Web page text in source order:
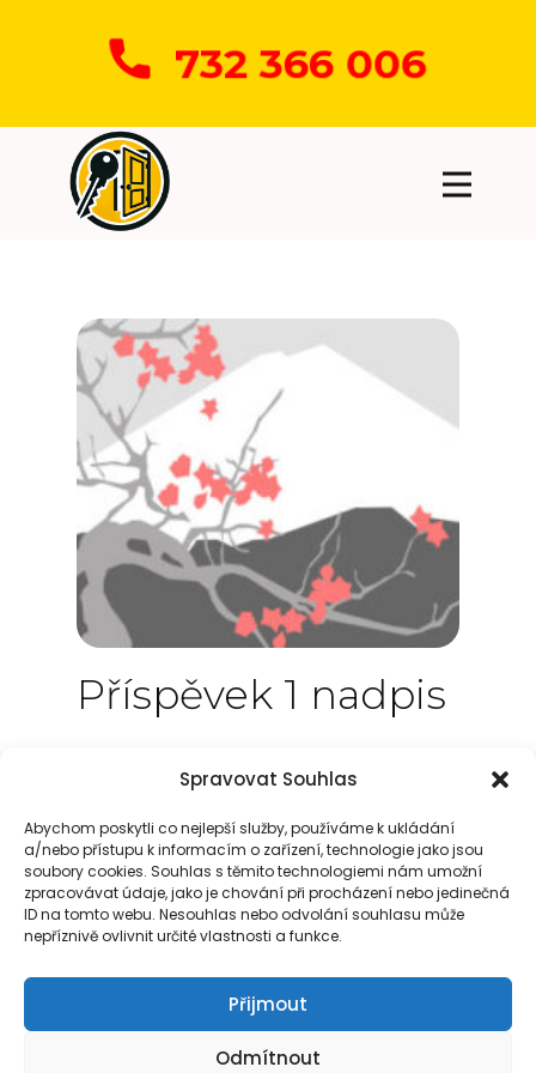
Spravovat Souhlas
Abychom poskytli co nejlepší služby, používáme k ukládání
a/nebo přístupu k informacím o zařízení, technologie jako jsou
soubory cookies. Souhlas s těmito technologiemi nám umožní
zpracovávat údaje, jako je chování při procházení nebo jedinečná
ID na tomto webu. Nesouhlas nebo odvolání souhlasu může
nepříznivě ovlivnit určité vlastnosti a funkce.
Přijmout
Odmítnout
732 366 006
Příspěvek 1 nadpis
29 března, 2026 Uncategorized
Ukázka malého textu. Lorem ipsum
dolor sit amet.